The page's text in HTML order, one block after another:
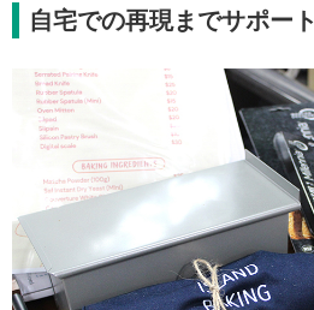
自宅での再現までサポート